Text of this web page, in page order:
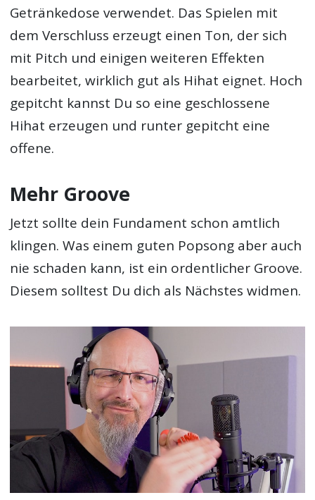
Getränkedose verwendet. Das Spielen mit
dem Verschluss erzeugt einen Ton, der sich
mit Pitch und einigen weiteren Effekten
bearbeitet, wirklich gut als Hihat eignet. Hoch
gepitcht kannst Du so eine geschlossene
Hihat erzeugen und runter gepitcht eine
offene.
Mehr Groove
Jetzt sollte dein Fundament schon amtlich
klingen. Was einem guten Popsong aber auch
nie schaden kann, ist ein ordentlicher Groove.
Diesem solltest Du dich als Nächstes widmen.